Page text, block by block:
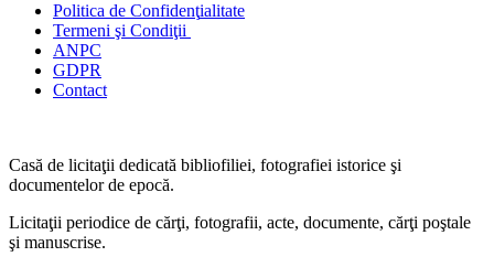
Politica de Confidenţialitate
Termeni şi Condiţii
ANPC
GDPR
Contact
Casă de licitaţii dedicată bibliofiliei, fotografiei istorice şi
documentelor de epocă.
Licitaţii periodice de cărţi, fotografii, acte, documente, cărţi poştale
şi manuscrise.